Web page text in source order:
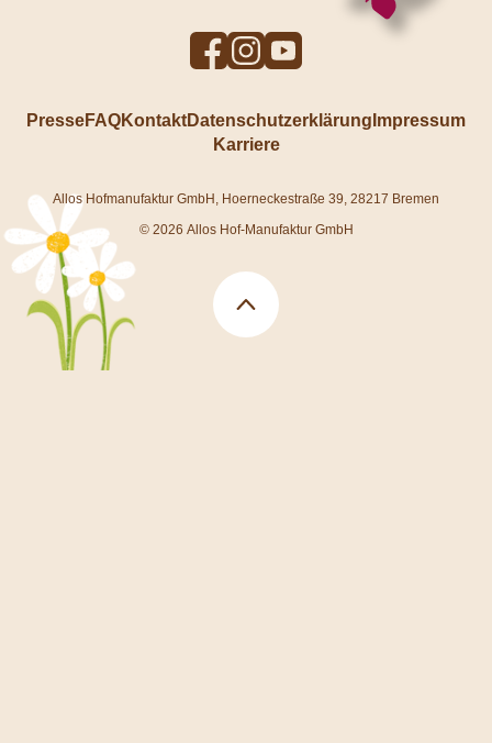
To
Facebook
To
Instagram
To
YouTube
PresseFAQKontaktDatenschutzerklärung Impressum
Karriere
Allos Hofmanufaktur GmbH, Hoerneckestraße 39, 28217 Bremen
© 2026 Allos Hof-Manufaktur GmbH
Back
to